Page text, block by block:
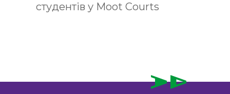
студентів у Moot Courts